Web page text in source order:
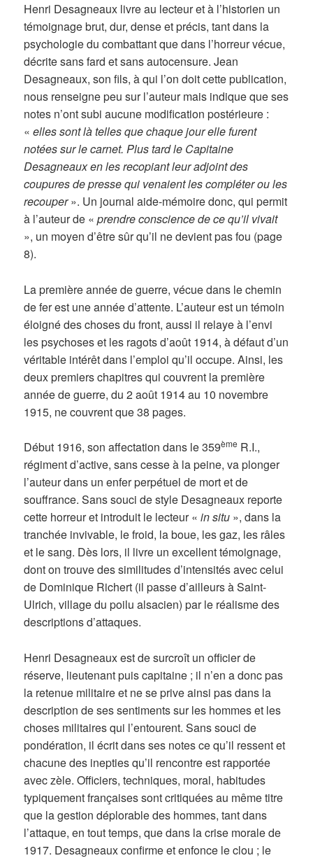
Henri Desagneaux livre au lecteur et à l’historien un
témoignage brut, dur, dense et précis, tant dans la
psychologie du combattant que dans l’horreur vécue,
décrite sans fard et sans autocensure. Jean
Desagneaux, son fils, à qui l’on doit cette publication,
nous renseigne peu sur l’auteur mais indique que ses
notes n’ont subi aucune modification postérieure :
«elles sont là telles que chaque jour elle furent
notées sur le carnet. Plus tard le Capitaine
Desagneaux en les recopiant leur adjoint des
coupures de presse qui venaient les compléter ou les
recouper». Un journal aide-mémoire donc, qui permit
à l’auteur de «prendre conscience de ce qu’il vivait
», un moyen d’être sûr qu’il ne devient pas fou (page
8).
La première année de guerre, vécue dans le chemin
de fer est une année d’attente. L’auteur est un témoin
éloigné des choses du front, aussi il relaye à l’envi
les psychoses et les ragots d’août 1914, à défaut d’un
véritable intérêt dans l’emploi qu’il occupe. Ainsi, les
deux premiers chapitres qui couvrent la première
année de guerre, du 2 août 1914 au 10 novembre
1915, ne couvrent que 38 pages.
Début 1916, son affectation dans le 359ème R.I.,
régiment d’active, sans cesse à la peine, va plonger
l’auteur dans un enfer perpétuel de mort et de
souffrance. Sans souci de style Desagneaux reporte
cette horreur et introduit le lecteur «in situ », dans la
tranchée invivable, le froid, la boue, les gaz, les râles
et le sang. Dès lors, il livre un excellent témoignage,
dont on trouve des similitudes d’intensités avec celui
de Dominique Richert (il passe d’ailleurs à Saint-
Ulrich, village du poilu alsacien) par le réalisme des
descriptions d’attaques.
Henri Desagneaux est de surcroît un officier de
réserve, lieutenant puis capitaine ; il n’en a donc pas
la retenue militaire et ne se prive ainsi pas dans la
description de ses sentiments sur les hommes et les
choses militaires qui l’entourent. Sans souci de
pondération, il écrit dans ses notes ce qu’il ressent et
chacune des inepties qu’il rencontre est rapportée
avec zèle. Officiers, techniques, moral, habitudes
typiquement françaises sont critiquées au même titre
que la gestion déplorable des hommes, tant dans
l’attaque, en tout temps, que dans la crise morale de
1917. Desagneaux confirme et enfonce le clou ; le